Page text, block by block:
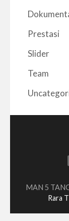
Prestasi
Slider
Team
MAN 5
Rara